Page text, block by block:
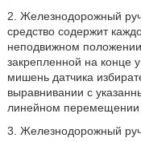
2. Железнодорожный
средство содержит
неподвижном
закрепленной на конце
мишень датчика
выравнивании с
линейном перемещении
3. Железнодорожный